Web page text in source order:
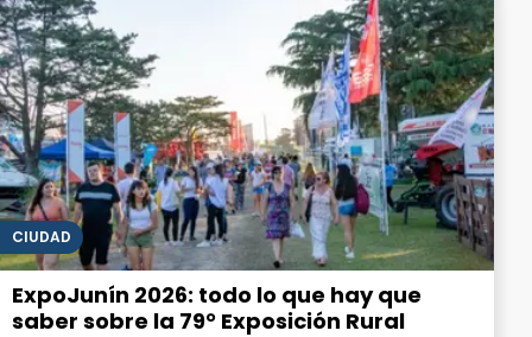
CIUDAD
ExpoJunín 2026: todo lo que hay que
saber sobre la 79° Exposición Rural